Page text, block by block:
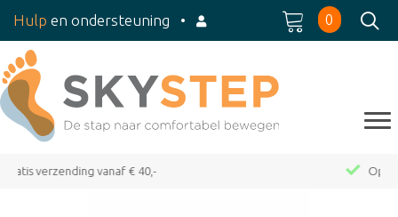
Hulp en ondersteuning • 0
Op werkdagen voor 15:00 besteld, dezelfde dag verzonden